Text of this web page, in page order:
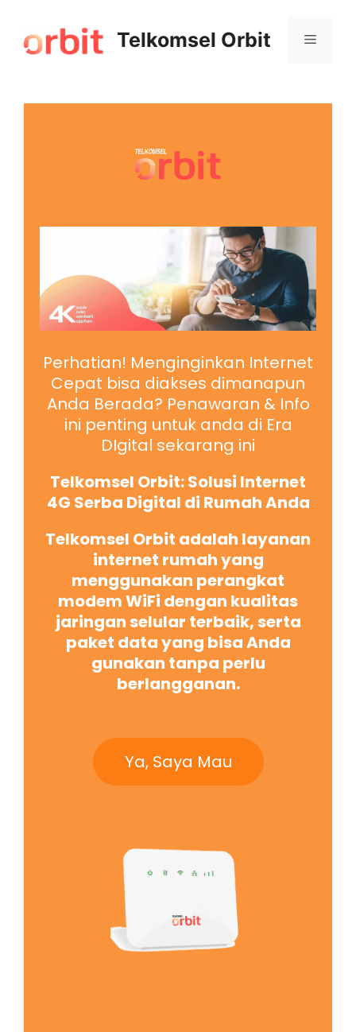
Telkomsel Orbit
Perhatian! Menginginkan Internet
Cepat bisa diakses dimanapun
Anda Berada? Penawaran & Info
ini penting untuk anda di Era
DIgital sekarang ini
Telkomsel Orbit: Solusi Internet
4G Serba Digital di Rumah Anda
Telkomsel Orbit adalah layanan
internet rumah yang
menggunakan perangkat
modem WiFi dengan kualitas
jaringan selular terbaik, serta
paket data yang bisa Anda
gunakan tanpa perlu
berlangganan.
Ya, Saya Mau